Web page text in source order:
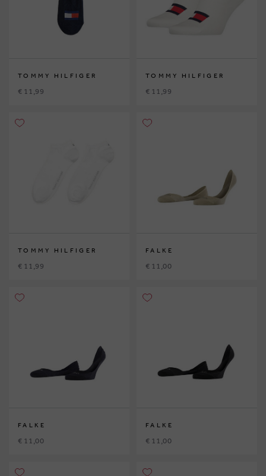
TOMMY HILFIGER
€ 11,99
TOMMY HILFIGER
€ 11,99
TOMMY HILFIGER
€ 11,99
FALKE
€ 11,00
FALKE
€ 11,00
FALKE
€ 11,00